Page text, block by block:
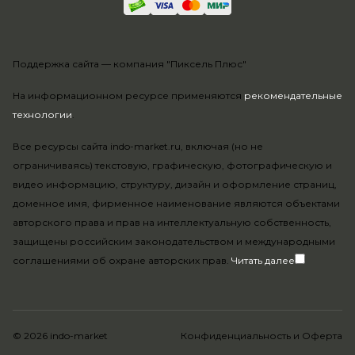
На информационном ресурсе применяются рекомендательные
технологии.
Все ресурсы сайта indo-market.ru, включая (но не
ограничиваясь) текстовую, графическую, фотографическую и
видео информацию, структуру, дизайн и оформление страниц,
доменное имя, фирменное наименование являются объектами
авторского права и прав на интеллектуальную собственность,
защищены российским законодательством и международными
соглашениями об охране авторских прав. Читать далее
Поддержка сайта — компания "Пиксель Плюс"
© 2026 indo-market Конфиденциальность и Оферта